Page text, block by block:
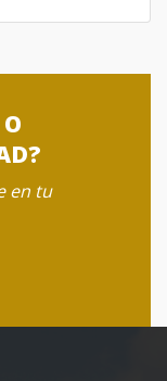
en tu